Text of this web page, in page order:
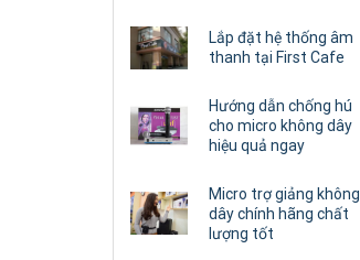
Lắp đặt hệ thống âm
thanh tại First Cafe
Hướng dẫn chống hú
cho micro không dây
hiệu quả ngay
Micro trợ giảng không
dây chính hãng chất
lượng tốt